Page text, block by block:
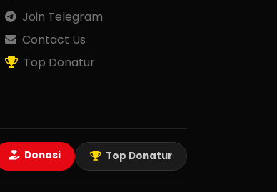
Join Telegram
Contact Us
Top Donatur
Donasi Top Donatur